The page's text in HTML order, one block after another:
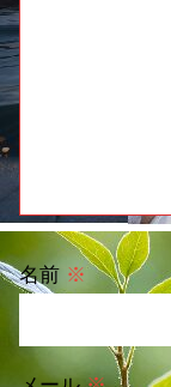
名前 ※